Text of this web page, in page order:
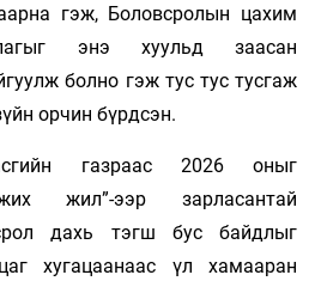
гэж, Боловсролын цахим
энэ хуульд заасан
болно гэж тус тус тусгаж
орчин бүрдсэн.
газраас 2026 оныг
жил”-ээр зарласантай
дахь тэгш бус байдлыг
хугацаанаас үл хамааран